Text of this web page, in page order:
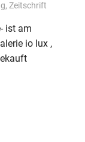
, Zeitschrift
ist am
io lux ,